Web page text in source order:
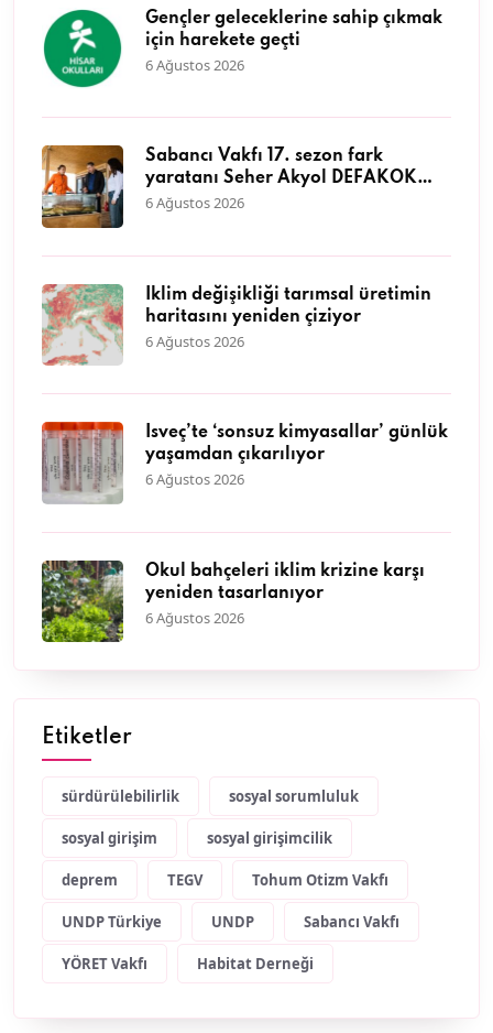
Gençler geleceklerine sahip çıkmak
için harekete geçti
6 Ağustos 2026
Sabancı Vakfı 17. sezon fark
yaratanı Seher Akyol DEFAKOK
Derneği ile kıyı ekosisteminin
6 Ağustos 2026
İklim değişikliği tarımsal üretimin
haritasını yeniden çiziyor
6 Ağustos 2026
İsveç’te ‘sonsuz kimyasallar’ günlük
yaşamdan çıkarılıyor
6 Ağustos 2026
Okul bahçeleri iklim krizine karşı
yeniden tasarlanıyor
6 Ağustos 2026
Etiketler
sürdürülebilirlik sosyal sorumluluk
sosyal girişim sosyal girişimcilik
deprem TEGV Tohum Otizm Vakfı
UNDP Türkiye UNDP Sabancı Vakfı
YÖRET Vakfı Habitat Derneği